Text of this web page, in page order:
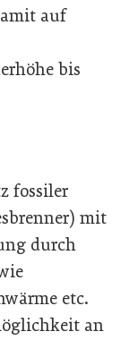
auf
bis
fossiler
mit
durch
etc.
an